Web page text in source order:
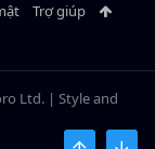
Trợ giúp
Ltd. | Style and